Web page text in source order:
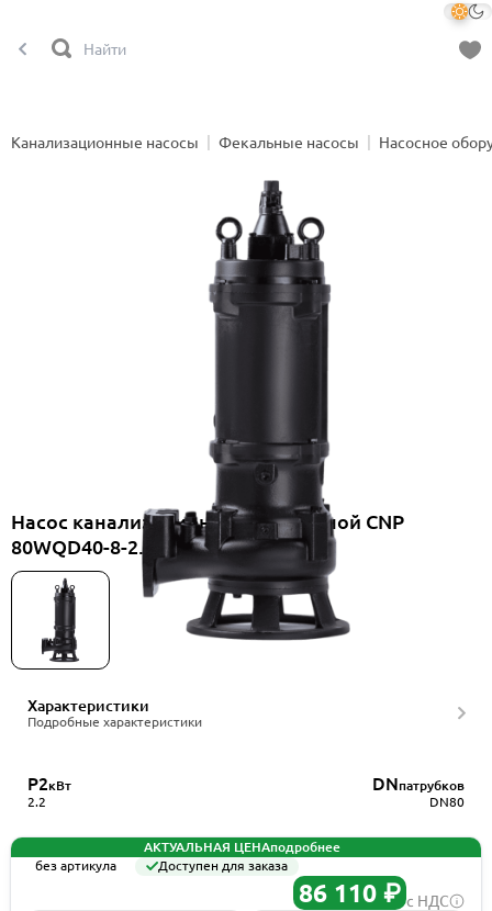
Канализационные насосы Фекальные насосы Насосное
Насос канализационный погружной CNP
80WQD40-8-2.2EF(I)+ELB80WQ
Характеристики
Подробные характеристики
P2кВт
2.2
DNпатрубков
DN80
АКТУАЛЬНАЯ ЦЕНАподробнее
без артикула
Доступен для заказа
86 110 ₽ с НДС